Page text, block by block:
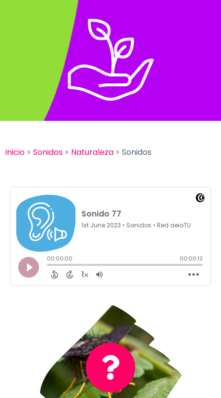
Inicio > Sonidos > Naturaleza > Sonidos
¡Incorrecto!
No es el sonido de una mosca